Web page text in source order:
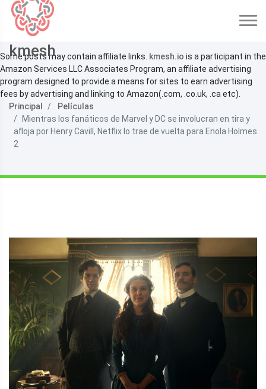
kmesh
Some posts may contain affiliate links. kmesh.io is a participant in the
Amazon Services LLC Associates Program, an affiliate advertising
program designed to provide a means for sites to earn advertising
fees by advertising and linking to Amazon(.com, .co.uk, .ca etc).
Principal
Películas
Mientras los fanáticos de Marvel y DC se involucran en tira y
afloja por Henry Cavill, Netflix lo trae de vuelta para Enola Holmes
2